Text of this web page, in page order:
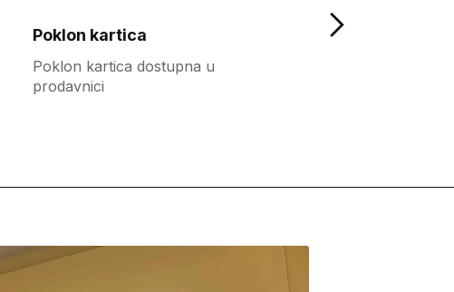
Poklon kartica
Poklon kartica dostupna u
prodavnici